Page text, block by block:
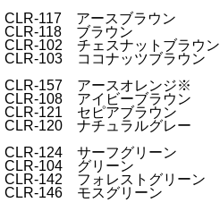
CLR-117 アースブラウン
CLR-118 ブラウン
CLR-102 チェスナットブラウン
CLR-103 ココナッツブラウン
CLR-157 アースオレンジ※
CLR-108 アイビーブラウン
CLR-121 セピアブラウン
CLR-120 ナチュラルグレー
CLR-124 サーフグリーン
CLR-104 グリーン
CLR-142 フォレストグリーン
CLR-146 モスグリーン